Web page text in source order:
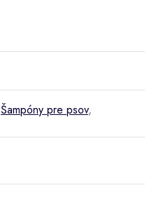
Šampóny pre psov,